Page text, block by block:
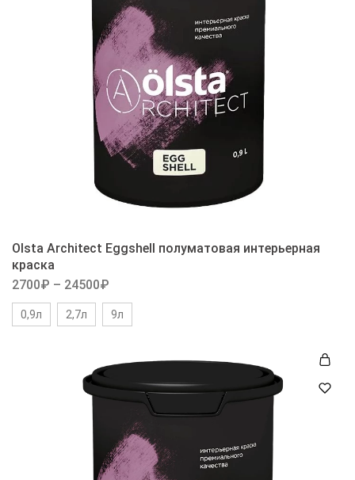
Olsta Architect Eggshell полуматовая интерьерная
краска
2700₽ – 24500₽
0,9л 2,7л 9л